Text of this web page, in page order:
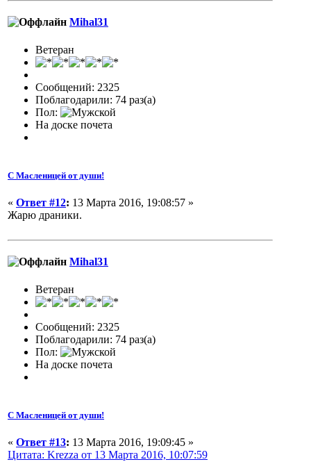
Mihal31
Ветеран
Сообщений: 2325
Поблагодарили: 74 раз(а)
Пол:
На доске почета
С Масленицей от души!
« Ответ #12: 13 Марта 2016, 19:08:57 »
Жарю драники.
Mihal31
Ветеран
Сообщений: 2325
Поблагодарили: 74 раз(а)
Пол:
На доске почета
С Масленицей от души!
« Ответ #13: 13 Марта 2016, 19:09:45 »
Цитата: Krezza от 13 Марта 2016, 10:07:59